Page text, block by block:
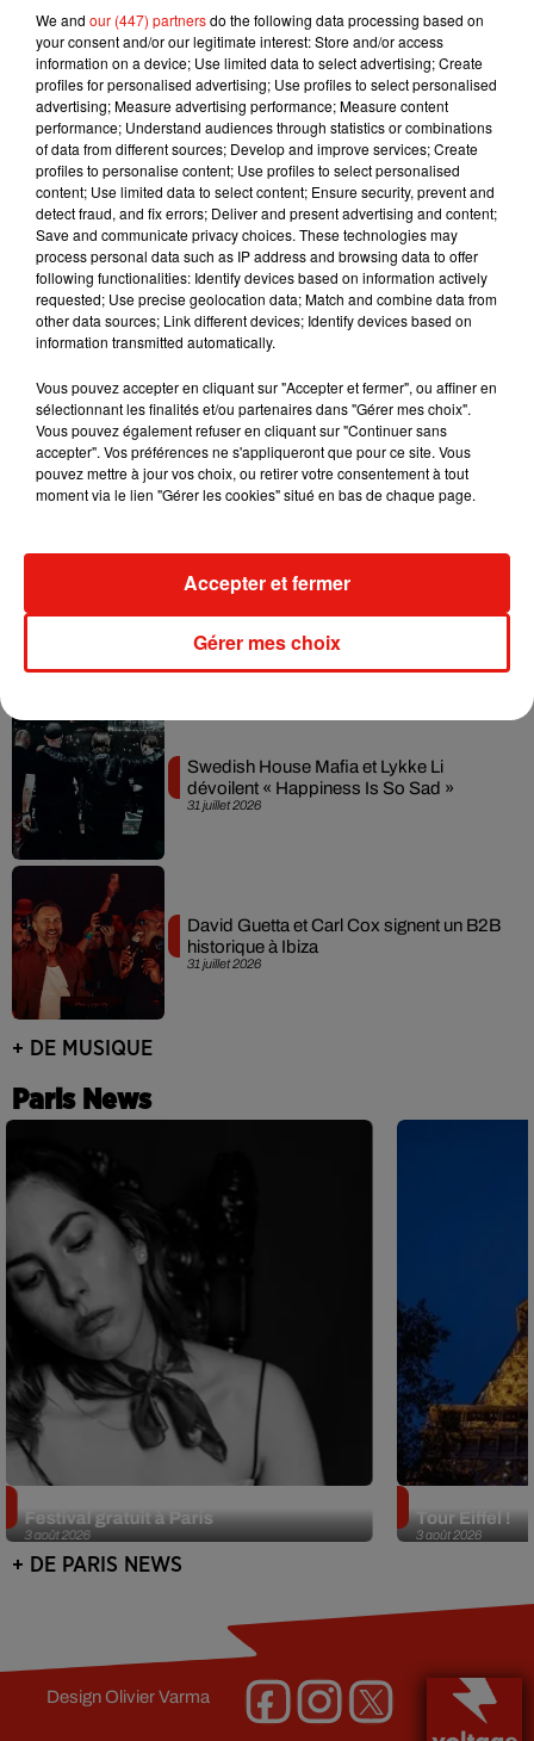
Musique
7 août 2026
RÜFÜS DU SOL annonce un nouvel
album après sa tournée mondiale
7 août 2026
Angèle et Amélie Lens dévoilent leur
collaboration tant attendue
6 août 2026
Il y a 10 ans, DJ Snake changeait de
dimension avec son premier...
3 août 2026
31 juillet 2026
Swedish House Mafia et Lykke Li
dévoilent « Happiness Is So Sad »
31 juillet 2026
David Guetta et Carl Cox signent un B2B
historique à Ibiza
+ DE MUSIQUE
Paris News
3 août 2026
Festival gratuit à Paris
3 août 2026
Tour Eiffel !
+ DE PARIS NEWS
DesignOlivier Varma
We and our (447) partnersdo the following data processing based on
your consent and/or our legitimate interest: Store and/or access
information on a device; Use limited data to select advertising; Create
profiles for personalised advertising; Use profiles to select personalised
advertising; Measure advertising performance; Measure content
performance; Understand audiences through statistics or combinations
of data from different sources; Develop and improve services; Create
profiles to personalise content; Use profiles to select personalised
content; Use limited data to select content; Ensure security, prevent and
detect fraud, and fix errors; Deliver and present advertising and content;
Save and communicate privacy choices. These technologies may
process personal data such as IP address and browsing data to offer
following functionalities: Identify devices based on information actively
requested; Use precise geolocation data; Match and combine data from
other data sources; Link different devices; Identify devices based on
information transmitted automatically.
Vous pouvez accepter en cliquant sur "Accepter et fermer", ou affiner en
sélectionnant les finalités et/ou partenaires dans "Gérer mes choix".
Vous pouvez également refuser en cliquant sur "Continuer sans
accepter". Vos préférences ne s'appliqueront que pour ce site. Vous
pouvez mettre à jour vos choix, ou retirer votre consentement à tout
moment via le lien "Gérer les cookies" situé en bas de chaque page.
Gérer mes choix
Accepter et fermer